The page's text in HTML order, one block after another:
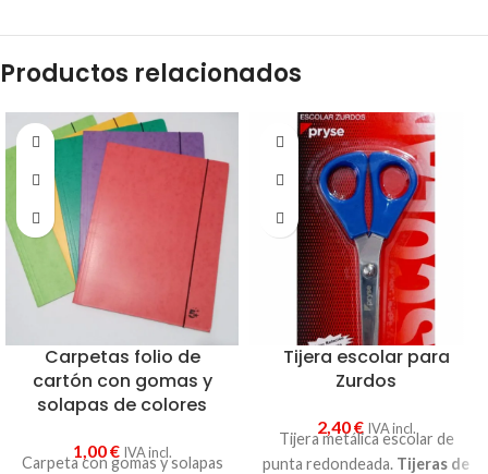
Productos relacionados
Carpetas folio de
cartón con gomas y
solapas de colores
1,00€ IVA incl.
Carpeta con gomas y solapas
Tijera escolar para
Zurdos
2,40€ IVA incl.
Tijera metálica escolar de
punta redondeada. Tijeras de